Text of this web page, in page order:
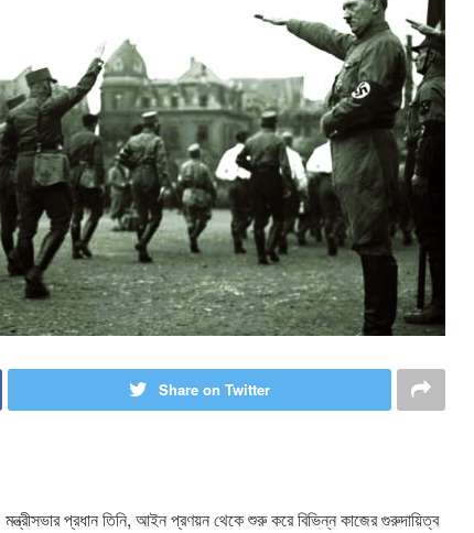
Share on Twitter
মন্ত্রীসভার প্রধান তিনি, আইন প্রণয়ন থেকে শুরু করে বিভিন্ন কাজের গুরুদায়িত্ব